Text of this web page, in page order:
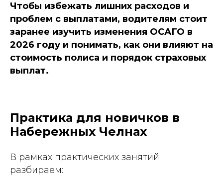
Чтобы избежать лишних расходов и
проблем с выплатами, водителям стоит
заранее изучить изменения ОСАГО в
2026 году и понимать, как они влияют на
стоимость полиса и порядок страховых
выплат.
Практика для новичков в
Набережных Челнах
В рамках практических занятий
разбираем: